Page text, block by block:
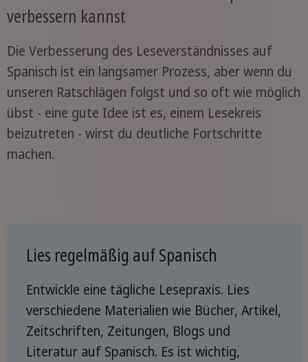
verbessern kannst
Die Verbesserung des Leseverständnisses auf
Spanisch ist ein langsamer Prozess, aber wenn du
unseren Ratschlägen folgst und so oft wie möglich
übst - eine gute Idee ist es, einem Lesekreis
beizutreten - wirst du deutliche Fortschritte
machen.
Lies regelmäßig auf Spanisch
Entwickle eine tägliche Lesepraxis. Lies
verschiedene Materialien wie Bücher, Artikel,
Zeitschriften, Zeitungen, Blogs und
Literatur auf Spanisch. Es ist wichtig,